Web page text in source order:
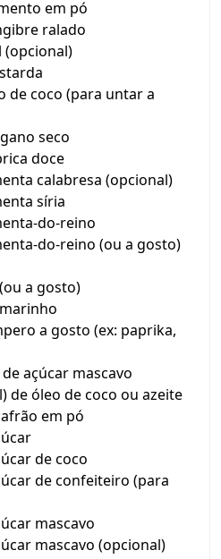
em pó
ralado
(opcional)
de coco (para untar a
seco
doce
calabresa (opcional)
síria
do-reino
do-reino (ou a gosto)
a gosto)
a gosto (ex: paprika,
açúcar mascavo
de óleo de coco ou azeite
em pó
de coco
de confeiteiro (para
mascavo
mascavo (opcional)